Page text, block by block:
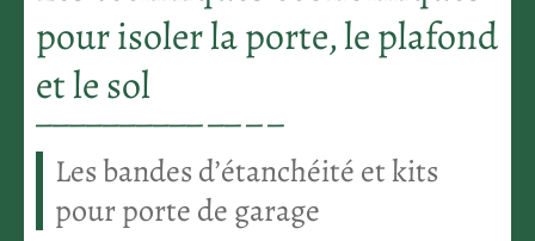
pour isoler la porte, le plafond
et le sol
Les bandes d’étanchéité et kits
pour porte de garage